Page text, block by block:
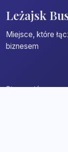
Leżajsk
Miejsce, które
biznesem
Strona główna